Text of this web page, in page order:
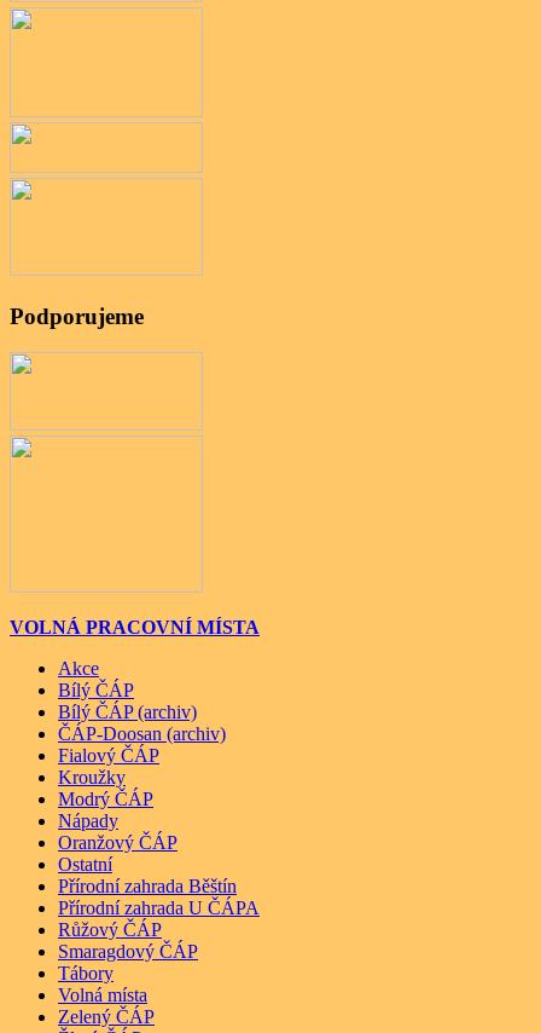
Podporujeme
VOLNÁ PRACOVNÍ MÍSTA
Akce
Bílý ČÁP
Bílý ČÁP (archiv)
ČÁP-Doosan (archiv)
Fialový ČÁP
Kroužky
Modrý ČÁP
Nápady
Oranžový ČÁP
Ostatní
Přírodní zahrada Běštín
Přírodní zahrada U ČÁPA
Růžový ČÁP
Smaragdový ČÁP
Tábory
Volná místa
Zelený ČÁP